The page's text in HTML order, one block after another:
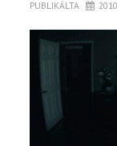
PUBLIKÁLTA